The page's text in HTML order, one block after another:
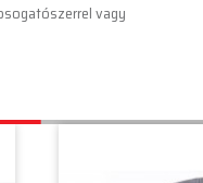
vagy